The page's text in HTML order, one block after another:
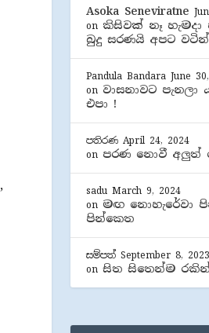
Asoka Seneviratne
on කිසිවක් නෑ
බුදු සරණයි අපට
Pandula Bandara June
on වාසනාවට
එපා !
පතිරණ April 24, 2024
on පරණ නොවී අලුත්
sadu March 9, 2024
on මඟ නොහැරේවා
පින්කෙත
සම්පත් September 8, 2023
onසිත සිතෙන්ම